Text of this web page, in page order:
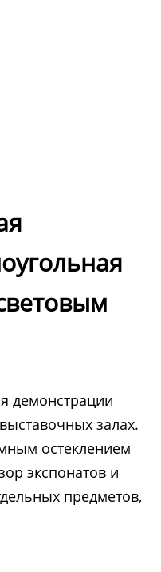
демонстрации
залах.
остеклением
экспонатов и
предметов,